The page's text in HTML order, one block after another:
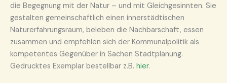
die Begegnung mit der Natur – und mit Gleichgesinnten. Sie
gestalten gemeinschaftlich einen innerstädtischen
Naturerfahrungsraum, beleben die Nachbarschaft, essen
zusammen und empfehlen sich der Kommunalpolitik als
kompetentes Gegenüber in Sachen Stadtplanung.
Gedrucktes Exemplar bestellbar z.B. hier.